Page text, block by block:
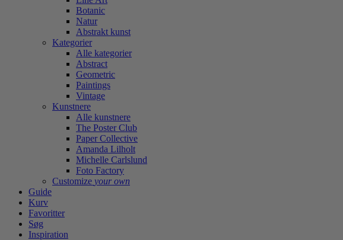
Botanic
Natur
Abstrakt kunst
Kategorier
Alle kategorier
Abstract
Geometric
Paintings
Vintage
Kunstnere
Alle kunstnere
The Poster Club
Paper Collective
Amanda Lilholt
Michelle Carlslund
Foto Factory
Customize your own
Guide
Kurv
Favoritter
Søg
Inspiration